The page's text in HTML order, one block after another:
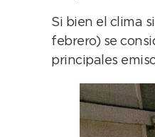
Si bien el clima
febrero) se
principales